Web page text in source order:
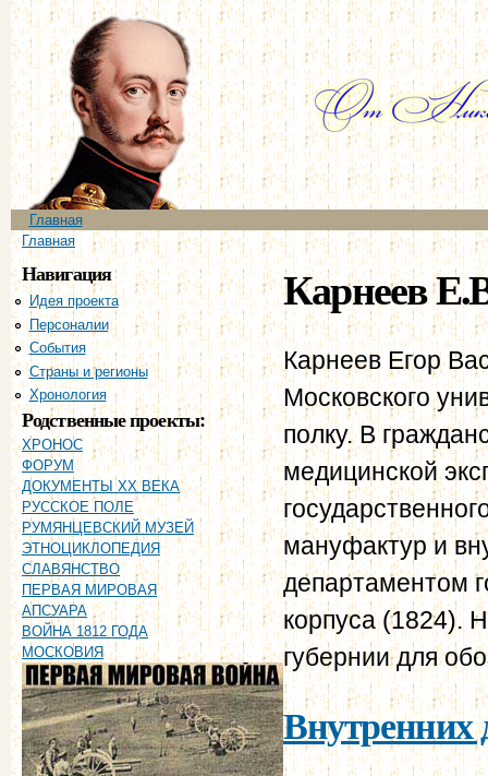
Главное меню
Главная
Вы здесь
Главная
Навигация
Идея проекта
Персоналии
События
Страны и регионы
Хронология
Родственные проекты:
ХРОНОС
ФОРУМ
ДОКУМЕНТЫ XX ВЕКА
РУССКОЕ ПОЛЕ
РУМЯНЦЕВСКИЙ МУЗЕЙ
ЭТНОЦИКЛОПЕДИЯ
СЛАВЯНСТВО
ПЕРВАЯ МИРОВАЯ
АПСУАРА
ВОЙНА 1812 ГОДА
МОСКОВИЯ
Карнеев
Карнеев Егор
Московского
полку. В
медицинской
мануфактур и
департаментом
корпуса (1824).
губернии для
Внутренних